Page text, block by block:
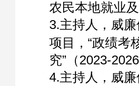
农民本地就业
3.主持人，威
项目，“政绩考
究”（2023-2026
4.主持人，威